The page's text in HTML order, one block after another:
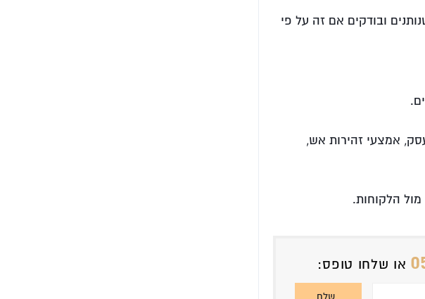
ובודקים אם זה על פי
אמצעי זהירות אש,
מול הלקוחות.
או שלחו טופס: